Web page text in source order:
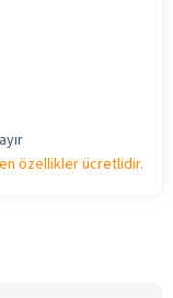
özellikler ücretlidir.